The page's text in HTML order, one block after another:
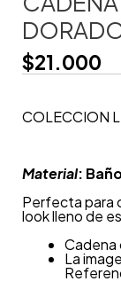
$21.000
COLECCION
Material:
Perfecta para
look lleno de
Cadena
La